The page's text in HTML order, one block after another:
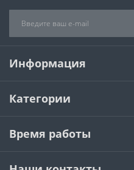
Информация
Категории
Время работы